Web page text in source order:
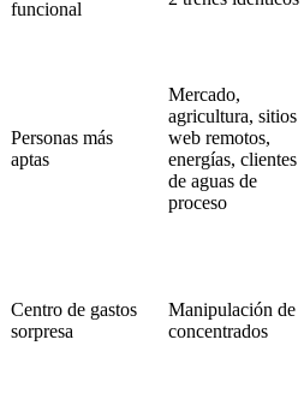
funcional
Personas más
aptas
Mercado,
agricultura, sitios
web remotos,
energías, clientes
de aguas de
proceso
Centro de gastos
sorpresa
Manipulación de
concentrados